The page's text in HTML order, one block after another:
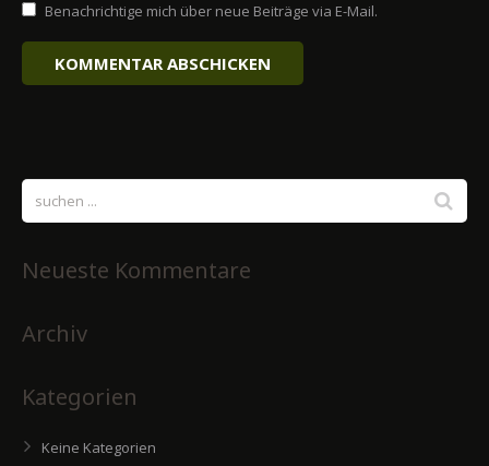
Benachrichtige mich über neue Beiträge via E-Mail.
Neueste Kommentare
Archiv
Kategorien
Keine Kategorien